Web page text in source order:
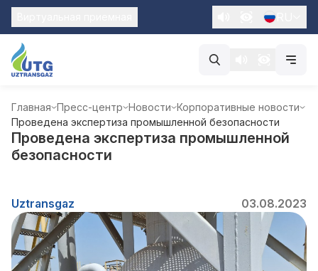
Главная Пресс-центр Новости Корпоративные новости
Проведена экспертиза промышленной безопасности
Проведена экспертиза промышленной
безопасности
Uztransgaz 03.08.2023